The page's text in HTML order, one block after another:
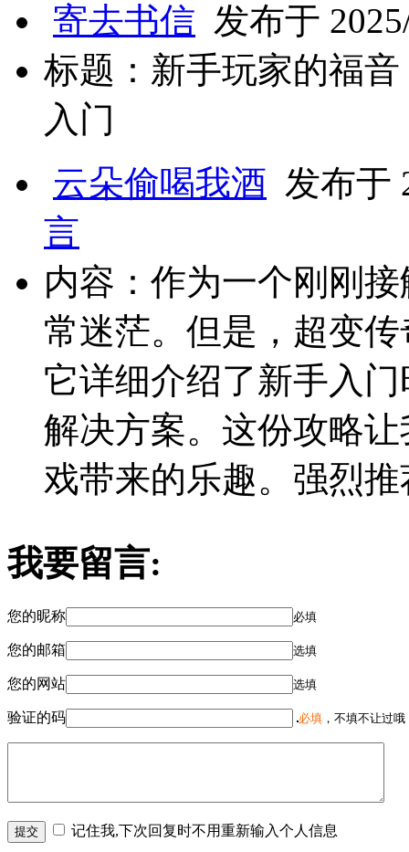
寄去书信 发布于
标题：新手玩家的福
入门
云朵偷喝我酒 发布于
言
内容：作为一个刚刚
常迷茫。但是，超变
它详细介绍了新手入
解决方案。这份攻略
戏带来的乐趣。强烈
我要留言:
您的昵称 必填
您的邮箱 选填
您的网站 选填
验证的码 必填 ，不填不让过
记住我,下次回复时不用重新输入个人信息